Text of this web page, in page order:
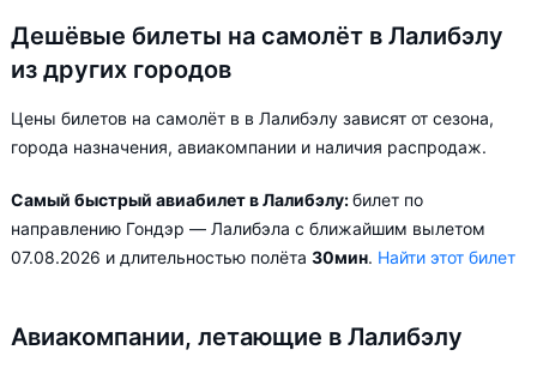
Дешёвые билеты на самолёт в Лалибэлу
из других городов
Цены билетов на самолёт в в Лалибэлу зависят от сезона,
города назначения, авиакомпании и наличия распродаж.
Самый быстрый авиабилет в Лалибэлу:билет по
направлению Гондэр — Лалибэла с ближайшим вылетом
07.08.2026 и длительностью полёта 30мин. Найти этот билет
Авиакомпании, летающие в Лалибэлу